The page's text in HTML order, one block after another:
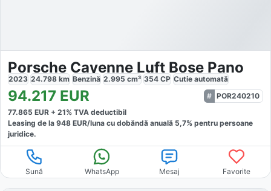
Porsche Cayenne Luft Bose Pano
2023 24.798 km Benzină 2.995 cm³ 354 CP Cutie automată
94.217 EUR
POR240210
77.865 EUR + 21% TVA deductibil
Leasing de la 948 EUR/luna cu dobăndă anuală 5,7% pentru persoane
juridice.
Sună WhatsApp Mesaj Favorite